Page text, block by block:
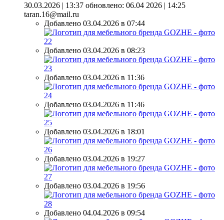
30.03.2026 | 13:37 обновлено: 06.04 2026 | 14:25
taran.16@mail.ru
Добавлено 03.04.2026 в 07:44
Добавлено 03.04.2026 в 08:23
Добавлено 03.04.2026 в 11:36
Добавлено 03.04.2026 в 11:46
Добавлено 03.04.2026 в 18:01
Добавлено 03.04.2026 в 19:27
Добавлено 03.04.2026 в 19:56
Добавлено 04.04.2026 в 09:54